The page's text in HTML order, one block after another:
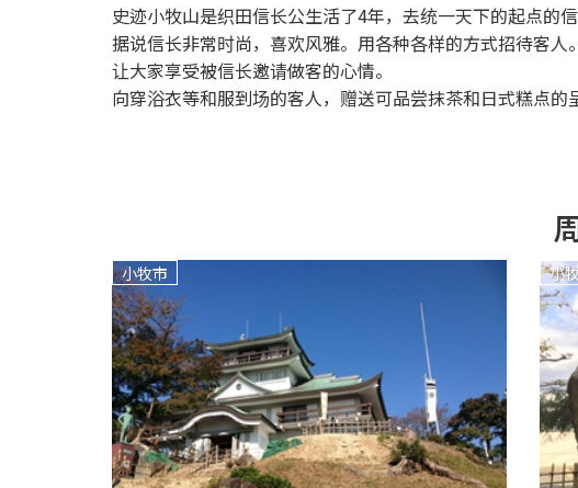
史迹小牧山是织田信长公生活了4年，去统一天下的起点的信
据说信长非常时尚，喜欢风雅。用各种各样的方式招待客
让大家享受被信长邀请做客的心情。
向穿浴衣等和服到场的客人，赠送可品尝抹茶和日式糕点的
小牧市 小